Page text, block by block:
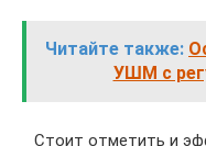
Читайте также:
УШМ с
Стоит отметить и